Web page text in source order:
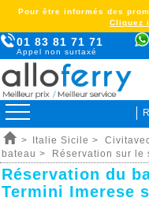
01 83 81 71 71
Appel non surtaxé
Pour être informés des
Cliquez
> Italie Sicile >
bateau >
Réservation sur le
Réservation du
Termini Imerese